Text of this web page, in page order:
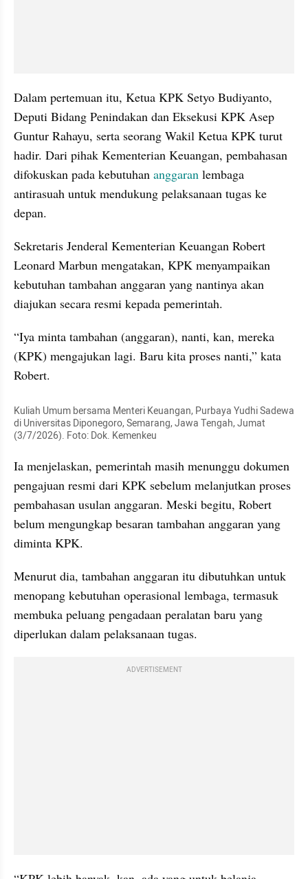
Dalam pertemuan itu, Ketua KPK Setyo Budiyanto,
Deputi Bidang Penindakan dan Eksekusi KPK Asep
Guntur Rahayu, serta seorang Wakil Ketua KPK turut
hadir. Dari pihak Kementerian Keuangan, pembahasan
difokuskan pada kebutuhan anggaran lembaga
antirasuah untuk mendukung pelaksanaan tugas ke
depan.
Sekretaris Jenderal Kementerian Keuangan Robert
Leonard Marbun mengatakan, KPK menyampaikan
kebutuhan tambahan anggaran yang nantinya akan
diajukan secara resmi kepada pemerintah.
“Iya minta tambahan (anggaran), nanti, kan, mereka
(KPK) mengajukan lagi. Baru kita proses nanti,” kata
Robert.
Kuliah Umum bersama Menteri Keuangan, Purbaya Yudhi Sadewa
di Universitas Diponegoro, Semarang, Jawa Tengah, Jumat
(3/7/2026). Foto: Dok. Kemenkeu
Ia menjelaskan, pemerintah masih menunggu dokumen
pengajuan resmi dari KPK sebelum melanjutkan proses
pembahasan usulan anggaran. Meski begitu, Robert
belum mengungkap besaran tambahan anggaran yang
diminta KPK.
Menurut dia, tambahan anggaran itu dibutuhkan untuk
menopang kebutuhan operasional lembaga, termasuk
membuka peluang pengadaan peralatan baru yang
diperlukan dalam pelaksanaan tugas.
ADVERTISEMENT